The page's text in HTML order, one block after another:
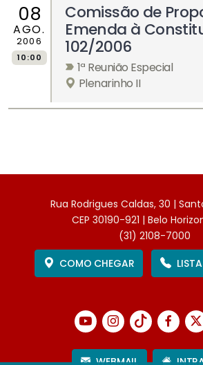
08
AGO.
2006
10:00
Comissão de
Emenda à
102/2006
1ª Reunião Especial
Plenarinho II
Rua Rodrigues Caldas, 30 |
CEP 30190-921 | Belo
(31) 2108-7000
COMO CHEGAR
WEBMAIL